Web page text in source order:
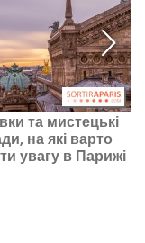
та мистецькі
на які варто
увагу в Парижі